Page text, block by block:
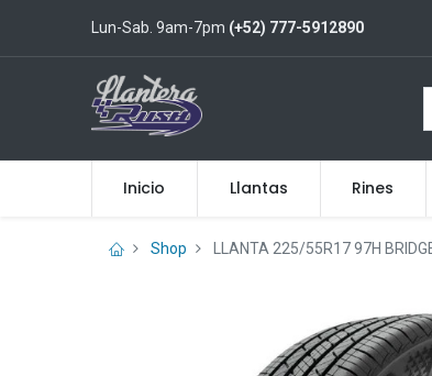
Lun-Sab. 9am-7pm (+52) 777-5912890
Inicio Llantas Rines
Shop LLANTA 225/55R17 97H